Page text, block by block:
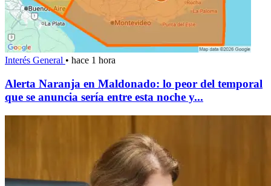
Interés General • hace 1 hora
Alerta Naranja en Maldonado: lo peor del temporal
que se anuncia sería entre esta noche y...